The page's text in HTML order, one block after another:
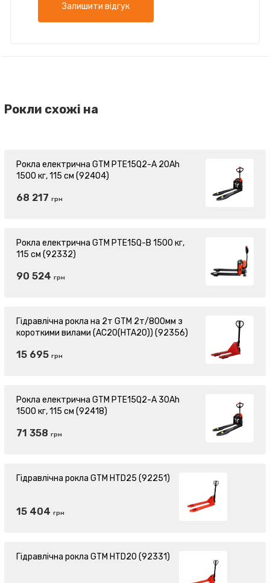
Залишити відгук
Рокли схожі на
Рокла електрична GTM PTE15Q2-A 20Ah
1500 кг, 115 см (92404)
68 217 грн
Рокла електрична GTM PTE15Q-B 1500 кг,
115 см (92332)
90 524 грн
Гідравлічна рокла на 2т GTM 2т/800мм з
короткими вилами (AC20(HTA20)) (92356)
15 695 грн
Рокла електрична GTM PTE15Q2-A 30Ah
1500 кг, 115 см (92418)
71 358 грн
Гідравлічна рокла GTM HTD25 (92251)
15 404 грн
Гідравлічна рокла GTM HTD20 (92331)